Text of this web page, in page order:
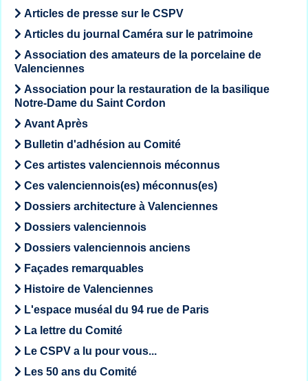
Articles de presse sur le CSPV
Articles du journal Caméra sur le patrimoine
Association des amateurs de la porcelaine de
Valenciennes
Association pour la restauration de la basilique
Notre-Dame du Saint Cordon
Avant Après
Bulletin d'adhésion au Comité
Ces artistes valenciennois méconnus
Ces valenciennois(es) méconnus(es)
Dossiers architecture à Valenciennes
Dossiers valenciennois
Dossiers valenciennois anciens
Façades remarquables
Histoire de Valenciennes
L'espace muséal du 94 rue de Paris
La lettre du Comité
Le CSPV a lu pour vous...
Les 50 ans du Comité